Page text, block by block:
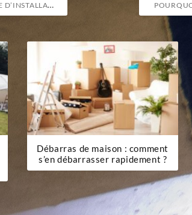
ET ENTRETIEN
Débarras de maison : comment
s’en débarrasser rapidement ?